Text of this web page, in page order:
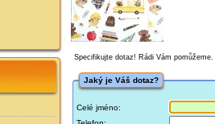
Specifikujte dotaz! Rádi Vám pomůžeme.
Jaký je Váš dotaz?
Celé jméno: